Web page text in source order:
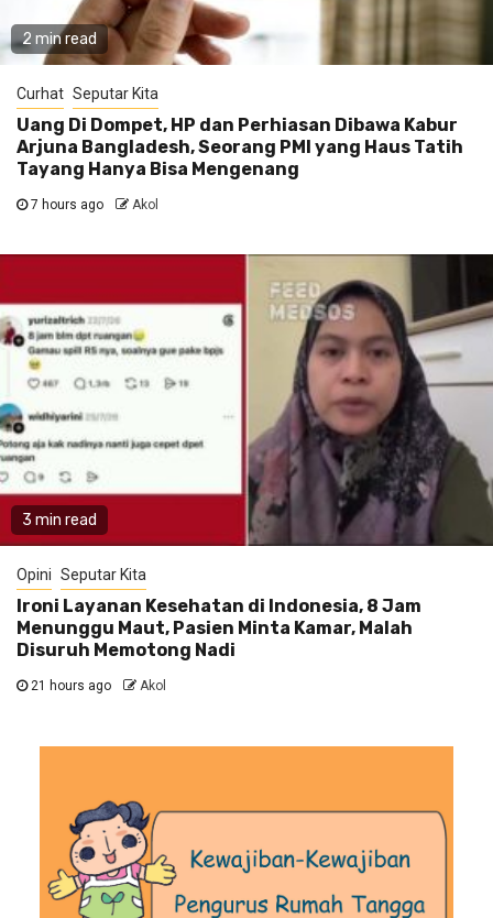
2 min read
Curhat Seputar Kita
Uang Di Dompet, HP dan Perhiasan Dibawa Kabur
Arjuna Bangladesh, Seorang PMI yang Haus Tatih
Tayang Hanya Bisa Mengenang
7 hours ago Akol
3 min read
Opini Seputar Kita
Ironi Layanan Kesehatan di Indonesia, 8 Jam
Menunggu Maut, Pasien Minta Kamar, Malah
Disuruh Memotong Nadi
21 hours ago Akol